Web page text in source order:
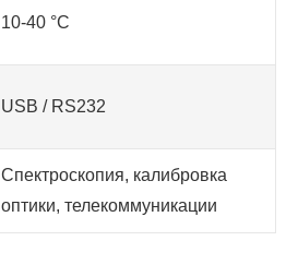
10-40 °C
USB / RS232
Спектроскопия, калибровка
оптики, телекоммуникации